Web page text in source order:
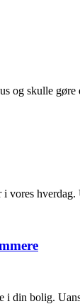
og skulle
i din bolig.